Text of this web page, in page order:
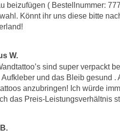
beizufügen ( Bestellnummer:
Könnt ihr uns diese bitte
W.
sind super verpackt
und das Bleib gesund .
anzubringen! Ich würde
das Preis-Leistungsverhältnis